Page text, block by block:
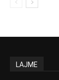
LAJME